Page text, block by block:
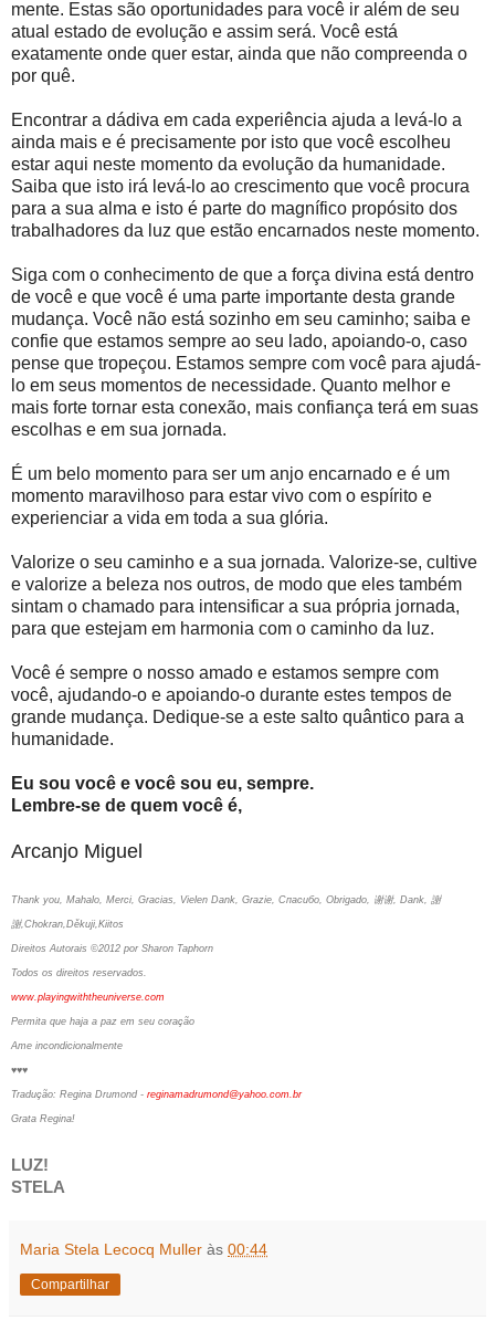
mente. Estas são oportunidades para você ir além de seu
atual estado de evolução e assim será. Você está
exatamente onde quer estar, ainda que não compreenda o
por quê.
Encontrar a dádiva em cada experiência ajuda a levá-lo a
ainda mais e é precisamente por isto que você escolheu
estar aqui neste momento da evolução da humanidade.
Saiba que isto irá levá-lo ao crescimento que você procura
para a sua alma e isto é parte do magnífico propósito dos
trabalhadores da luz que estão encarnados neste momento.
Siga com o conhecimento de que a força divina está dentro
de você e que você é uma parte importante desta grande
mudança. Você não está sozinho em seu caminho; saiba e
confie que estamos sempre ao seu lado, apoiando-o, caso
pense que tropeçou. Estamos sempre com você para ajudá-
lo em seus momentos de necessidade. Quanto melhor e
mais forte tornar esta conexão, mais confiança terá em suas
escolhas e em sua jornada.
É um belo momento para ser um anjo encarnado e é um
momento maravilhoso para estar vivo com o espírito e
experienciar a vida em toda a sua glória.
Valorize o seu caminho e a sua jornada. Valorize-se, cultive
e valorize a beleza nos outros, de modo que eles também
sintam o chamado para intensificar a sua própria jornada,
para que estejam em harmonia com o caminho da luz.
Você é sempre o nosso amado e estamos sempre com
você, ajudando-o e apoiando-o durante estes tempos de
grande mudança. Dedique-se a este salto quântico para a
humanidade.
Eu sou você e você sou eu, sempre.
Lembre-se de quem você é,
Arcanjo Miguel
Thank you, Mahalo, Merci, Gracias, Vielen Dank, Grazie, Спасибо, Obrigado, 谢谢, Dank, 謝
謝,Chokran,Děkuji,Kiitos
Direitos Autorais ©2012 por Sharon Taphorn
Todos os direitos reservados.
www.playingwiththeuniverse.com
Permita que haja a paz em seu coração
Ame incondicionalmente
♥♥♥
Tradução: Regina Drumond - reginamadrumond@yahoo.com.br
Grata Regina!
LUZ!
STELA
Maria Stela Lecocq Muller às 00:44
Compartilhar